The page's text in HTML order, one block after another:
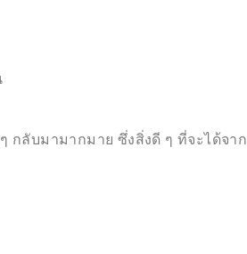
กลับมามากมาย ซึ่งสิ่งดี ๆ ที่จะได้จ